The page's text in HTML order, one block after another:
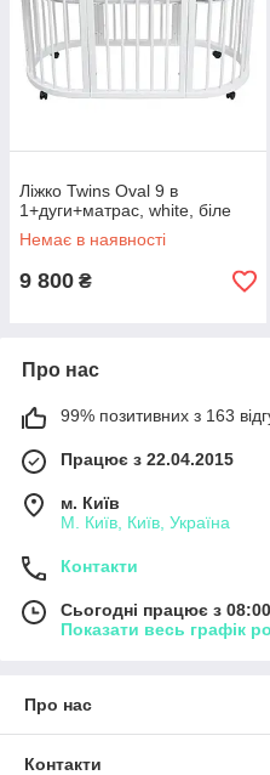
Ліжко Twins Oval 9 в
1+дуги+матрас, white, біле
Немає в наявності
9 800 ₴
Про нас
99% позитивних з 163
Працює з 22.04.2015
м. Київ
М. Київ, Київ, Україна
Контакти
Сьогодні працює з
Показати весь графік
Про нас
Контакти